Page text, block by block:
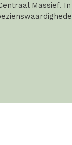
Massief. In